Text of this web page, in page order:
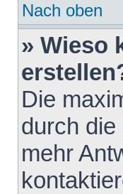
Nach oben
» Wieso
Die
durch
mehr